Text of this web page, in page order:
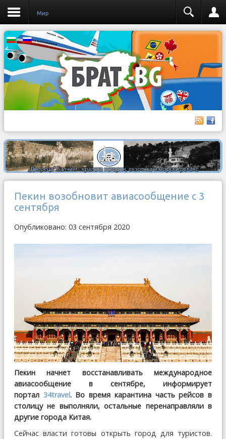
Мир
Пекин возобновит авиасообщение с 3
сентября
Опубликовано: 03 сентября 2020
Пекин начнет восстанавливать международное
авиасообщение в сентябре, информирует
портал 34travel. Во время карантина часть рейсов в
столицу не выполняли, остальные перенаправляли в
другие города Китая.
Сейчас власти готовы открыть город для туристов.